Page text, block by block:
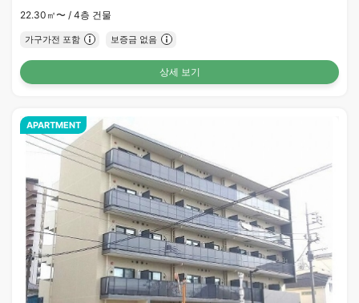
22.30㎡〜 / 4층 건물
가구가전 포함 보증금 없음
상세 보기
APARTMENT